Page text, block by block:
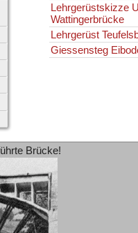
Lehrgerüstskizze
Wattingerbrücke
Lehrgerüst
Giessensteg
Brücke!